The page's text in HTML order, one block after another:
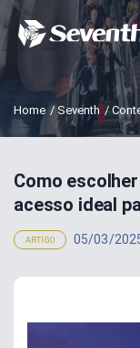
Home /Seventh /
Como
acesso ideal
ARTIGO 05/03/